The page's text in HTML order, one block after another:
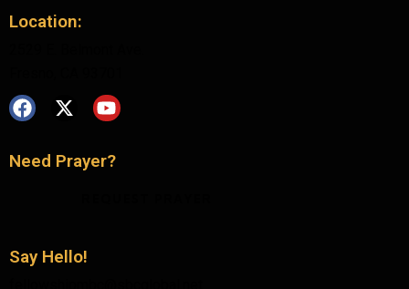
Location:
Need Prayer?
Say Hello!